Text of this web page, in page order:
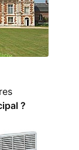
?